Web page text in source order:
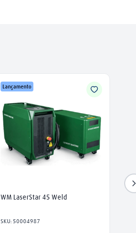
Lançamento
WM LaserStar 45 Weld
SKU:50004987